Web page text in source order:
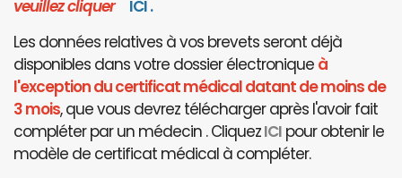
veuillez cliquer ICI.
Les données relatives à vos brevets seront déjà
disponibles dans votre dossier électronique à
l'exception du certificat médical datant de moins de
3 mois, que vous devrez télécharger après l'avoir fait
compléter par un médecin . CliquezICI pour obtenir le
modèle de certificat médical à compléter.